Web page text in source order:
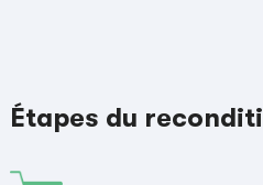
Étapes du